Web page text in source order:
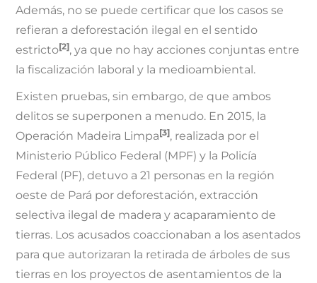
Además, no se puede certificar que los casos se
refieran a deforestación ilegal en el sentido
estricto[2], ya que no hay acciones conjuntas entre
la fiscalización laboral y la medioambiental.
Existen pruebas, sin embargo, de que ambos
delitos se superponen a menudo. En 2015, la
Operación Madeira Limpa[3], realizada por el
Ministerio Público Federal (MPF) y la Policía
Federal (PF), detuvo a 21 personas en la región
oeste de Pará por deforestación, extracción
selectiva ilegal de madera y acaparamiento de
tierras. Los acusados coaccionaban a los asentados
para que autorizaran la retirada de árboles de sus
tierras en los proyectos de asentamientos de la